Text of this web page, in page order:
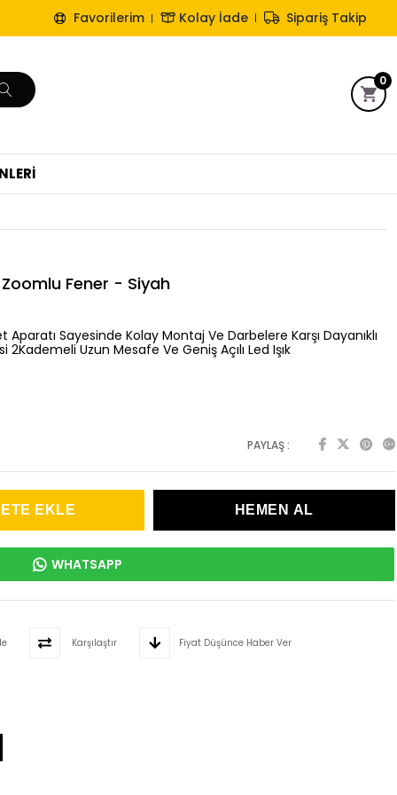
Kolay İade Sipariş Takip
Favorilerim
0
Zoomlu Fener - Siyah
Aparatı Sayesinde Kolay Montaj Ve Darbelere Karşı Dayanıklı
Uzun Mesafe Ve Geniş Açılı Led Işık
PAYLAŞ :
WHATSAPP
Karşılaştır Fiyat Düşünce Haber Ver